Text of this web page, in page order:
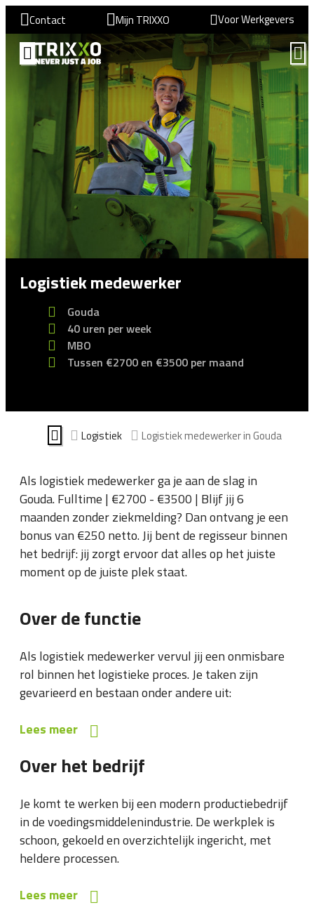
Contact Mijn TRIXXO Voor Werkgevers
Logistiek medewerker
Gouda
40 uren per week
MBO
Tussen €2700 en €3500 per maand
Logistiek Logistiek medewerker in Gouda
Als logistiek medewerker ga je aan de slag in
Gouda. Fulltime | €2700 - €3500 | Blijf jij 6
maanden zonder ziekmelding? Dan ontvang je een
bonus van €250 netto. Jij bent de regisseur binnen
het bedrijf: jij zorgt ervoor dat alles op het juiste
moment op de juiste plek staat.
Over de functie
Als logistiek medewerker vervul jij een onmisbare
rol binnen het logistieke proces. Je taken zijn
gevarieerd en bestaan onder andere uit:
Lees meer
Over het bedrijf
Je komt te werken bij een modern productiebedrijf
in de voedingsmiddelenindustrie. De werkplek is
schoon, gekoeld en overzichtelijk ingericht, met
heldere processen.
Lees meer